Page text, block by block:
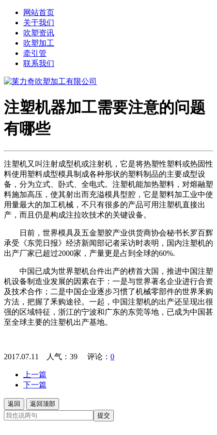
网站首页
关于我们
吹塑资讯
吹塑加工
牵引管
联系我们
注塑机器加工需要注意的问题
有哪些
注塑机又叫注射成型机或注射机，它是将热塑性塑料或热固性
料使用塑料成型模具制成各种形状的塑料制品的主要成型设
备，分为立式、卧式、全电式。注塑机能加热塑料，对熔融塑
料施加高压，使其射出而充溢模具型腔，它是塑料加工业中使
用量最大的加工机械，不只有很多的产品可用注塑机直接出
产，而且仍是构成注拉吹技术的关键设备。
日前，世界模具及五金塑胶产业供货商协会秘书长罗百辉
承受《东莞日报》经济新闻部记者采访时表明，国内注塑机的
出产厂家已超过2000家，产量更是占到全球的60%.
中国已成为世界塑机台件出产的榜首大国，推进中国注塑
机设备制造业发展的因素在于：一是与世界著名企业进行合资
及技术合作；二是中国企业逐步习惯了机械零部件的世界釆购
方法，把握了釆购途径。一起，中国注塑机的出产还呈现出很
强的区域特征，浙江的宁波和广东的东莞等地，已成为中国甚
至全球主要的注塑机出产基地。
2017.07.11 人气： 39 评论： 0
上一篇
下一篇
返回
返回顶部
提交